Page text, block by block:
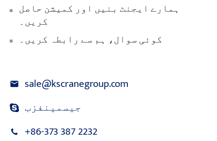
ہمارے ایجنٹ بنیں اور کمیشن حاصل
کریں۔
کوئی سوال، ہم سے رابطہ کریں۔
sale@kscranegroup.com
جیسمینفزب
+86-373 387 2232